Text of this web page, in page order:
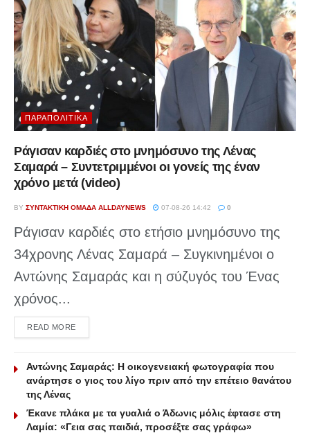
ΠΑΡΑΠΟΛΙΤΙΚΆ
Ράγισαν καρδιές στο μνημόσυνο της Λένας
Σαμαρά – Συντετριμμένοι οι γονείς της έναν
χρόνο μετά (video)
BY ΣΥΝΤΑΚΤΙΚΉ ΟΜΆΔΑ ALLDAYNEWS 07-08-26 14:42 0
Ράγισαν καρδιές στο ετήσιο μνημόσυνο της
34χρονης Λένας Σαμαρά – Συγκινημένοι ο
Αντώνης Σαμαράς και η σύζυγός του Ένας
χρόνος...
READ MOREDETAILS
Αντώνης Σαμαράς: Η οικογενειακή φωτογραφία που
ανάρτησε ο γιος του λίγο πριν από την επέτειο θανάτου
της Λένας
Έκανε πλάκα με τα γυαλιά ο Άδωνις μόλις έφτασε στη
Λαμία: «Γεια σας παιδιά, προσέξτε σας γράφω»